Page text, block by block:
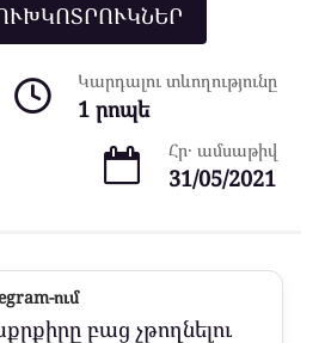
Կարդալու տևողությունը
1 րոպե
Հր․ ամսաթիվ
31/05/2021
ում
բաց չթողնելու